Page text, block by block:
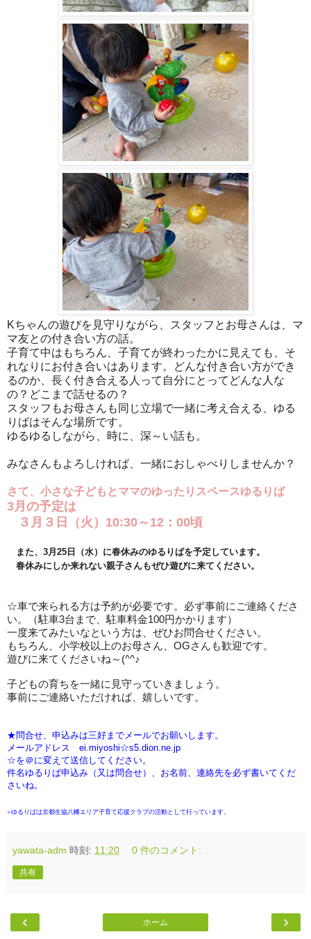
Kちゃんの遊びを見守りながら、スタッフとお母さんは、マ
マ友との付き合い方の話。
子育て中はもちろん、子育てが終わったかに見えても、そ
れなりにお付き合いはあります。どんな付き合い方ができ
るのか、長く付き合える人って自分にとってどんな人な
の？どこまで話せるの？
スタッフもお母さんも同じ立場で一緒に考え合える、ゆる
りばはそんな場所です。
ゆるゆるしながら、時に、深～い話も。
みなさんもよろしければ、一緒におしゃべりしませんか？
さて、小さな子どもとママのゆったりスペースゆるりば
3月の予定は
３月３日（火）10:30～12：00頃
また、3月25日（水）に春休みのゆるりばを予定しています。
春休みにしか来れない親子さんもぜひ遊びに来てください。
☆車で来られる方は予約が必要です。必ず事前にご連絡くださ
い。（駐車3台まで、駐車料金100円かかります）
一度来てみたいなという方は、ぜひお問合せください。
もちろん、小学校以上のお母さん、OGさんも歓迎です。
遊びに来てくださいね～ (^^♪
子どもの育ちを一緒に見守っていきましょう。
事前にご連絡いただければ、嬉しいです。
★問合せ、申込みは三好までメールでお願いします。
メールアドレス ei.miyoshi☆s5.dion.ne.jp
☆を＠に変えて送信してください。
件名ゆるりば申込み（又は問合せ）、お名前、連絡先を必ず書いてくだ
さいね。
※ゆるりばは京都生協八幡エリア子育て応援クラブの活動として行っています。
yawata-adm 時刻: 11:20 0 件のコメント:
共有
‹ ›
ホーム